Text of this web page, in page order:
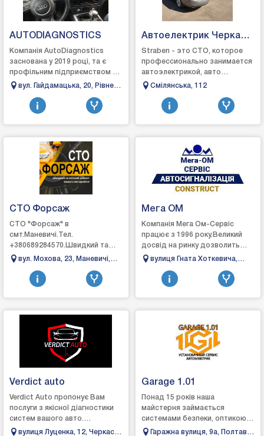
AUTODIAGNOSTICS
Компанія AutoDiagnostics
заснована у 2019 році, та є
профільним підприємством з
ремонту автомобілів, а саме
замовлень ...
вул. Гайдамацька, 20, Рівне,
Рівненська область, 33022
Автоелектрик Черкаси
Страбен
Straben - это СТО, которое
профессионально занимается
автоэлектрикой, авто
диагностикой,
Черкассах, наш персонал
имеет опыт ра...
Смілянська, 112
СТО Форсаж
СТО "Форсаж" в
смт.Маневичі.Тел.
+380689284570.Швидкий та
якісний ремонт вашого
автомобіля:- ходова частина;-
рульове обладнання;...
вул. Мохова, 23, Маневичі,
Волинська область
Мега ОМ
Компанія Мега Ом-Сервіс
працює з 1996 року.Великий
досвід на ринку дозволить
Вам відчути професійність і
політика при...
вулиця Гната Хоткевича,
2д/4, Івано-Франківськ,
Івано-Франківська область
Verdict auto
Verdict Auto пропонує Вам
послуги з якісної діагностики
систем вашого авто.
Діагностика виконується лише
вулиця Луценка, 12, Черкаси,
Garage 1.01
Понад 15 років наша
майстерня займається
системами безпеки, оптикою,
автозуком та встановленням
Гаражна вулиця, 9a, Полтава,